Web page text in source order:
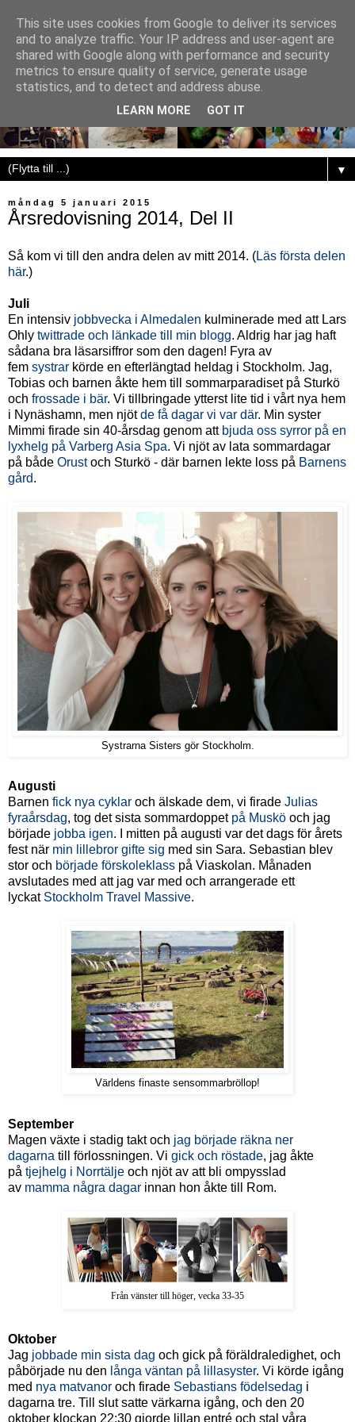
▼
måndag 5 januari 2015
Årsredovisning 2014, Del II
Så kom vi till den andra delen av mitt 2014. (Läs första delen
här.)
Juli
En intensiv jobbvecka i Almedalen kulminerade med att Lars
Ohly twittrade och länkade till min blogg. Aldrig har jag haft
sådana bra läsarsiffror som den dagen! Fyra av
fem systrar körde en efterlängtad heldag i Stockholm. Jag,
Tobias och barnen åkte hem till sommarparadiset på Sturkö
och frossade i bär. Vi tillbringade ytterst lite tid i vårt nya hem
i Nynäshamn, men njötde få dagar vi var där. Min syster
Mimmi firade sin 40-årsdag genom att bjuda oss syrror på en
lyxhelg på Varberg Asia Spa. Vi njöt av lata sommardagar
på både Orustoch Sturkö - där barnen lekte loss på Barnens
gård.
Systrarna Sisters gör Stockholm.
Augusti
Barnen fick nya cyklar och älskade dem, vi firade Julias
fyraårsdag, tog det sista sommardoppet på Muskö och jag
började jobba igen. I mitten på augusti var det dags för årets
fest när min lillebror gifte sig med sin Sara. Sebastian blev
stor och började förskoleklass på Viaskolan. Månaden
avslutades med att jag var med och arrangerade ett
lyckat Stockholm Travel Massive.
Världens finaste sensommarbröllop!
September
Magen växte i stadig takt och jag började räkna ner
dagarna till förlossningen. Vi gick och röstade, jag åkte
på tjejhelg i Norrtälje och njöt av att bli ompysslad
av mamma några dagar innan hon åkte till Rom.
Från vänster till höger, vecka 33-35
Oktober
Jag jobbade min sista dag och gick på föräldraledighet, och
påbörjade nu den långa väntan på lillasyster. Vi körde igång
med nya matvanor och firade Sebastians födelsedag i
dagarna tre. Till slut satte värkarna igång, och den 20
oktober klockan 22:30 gjorde lillan entré och stal våra
This site uses cookies from Google to deliver its services
and to analyze traffic. Your IP address and user-agent are
shared with Google along with performance and security
metrics to ensure quality of service, generate usage
statistics, and to detect and address abuse.
LEARN MORE GOT IT